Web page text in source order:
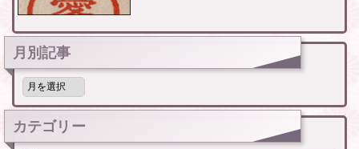
月別記事
月
記
事
カテゴリー